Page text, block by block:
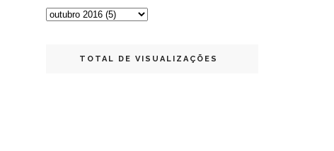
TOTAL DE VISUALIZAÇÕES